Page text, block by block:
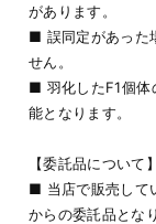
があります。
■ 誤同定があった
せん。
■ 羽化したF1個体
能となります。
【委託品について】
■ 当店で販売して
からの委託品とな